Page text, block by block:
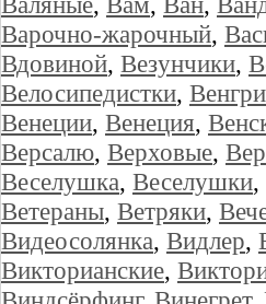
Варочно-жарочный,
Вдовиной, Везунчики,
Велосипедистки,
Венеции, Венеция,
Версалю, Верховые,
Веселушка, Веселушки,
Ветераны, Ветряки,
Видеосолянка, Видлер,
Викторианские,